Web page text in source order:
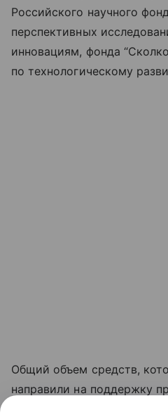
Российского научного
перспективных
инновациям, фонда
по технологическому
Общий объем средств,
направили на поддержку